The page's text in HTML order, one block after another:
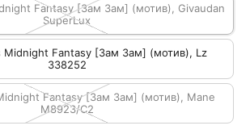
Fantasy [Зам Зам] (мотив), Givaudan
SuperLux
Midnight Fantasy [Зам Зам] (мотив), Lz
338252
Fantasy [Зам Зам] (мотив), Mane
M8923/C2